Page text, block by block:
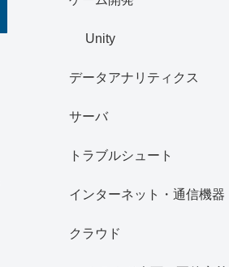
Unity
データアナリティクス
サーバ
トラブルシュート
インターネット・通信機器
クラウド